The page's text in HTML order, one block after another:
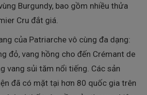
Burgundy, bao gồm nhiều thửa
Cru đắt giá.
của Patriarche vô cùng đa dạng:
đỏ, vang hồng cho đến Crémant de
vang sủi tăm nổi tiếng. Các sản
đã có mặt tại hơn 80 quốc gia trên